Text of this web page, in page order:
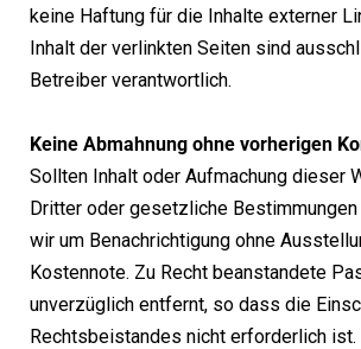
keine Haftung für die Inhalte externer
Inhalt der verlinkten Seiten sind
Betreiber verantwortlich.
Keine Abmahnung ohne vorherigen
Sollten Inhalt oder Aufmachung dieser
Dritter oder gesetzliche
wir um Benachrichtigung ohne
Kostennote. Zu Recht beanstandete
unverzüglich entfernt, so dass die
Rechtsbeistandes nicht erforderlich ist.